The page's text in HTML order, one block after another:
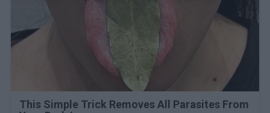
This Simple Trick Removes All Parasites From